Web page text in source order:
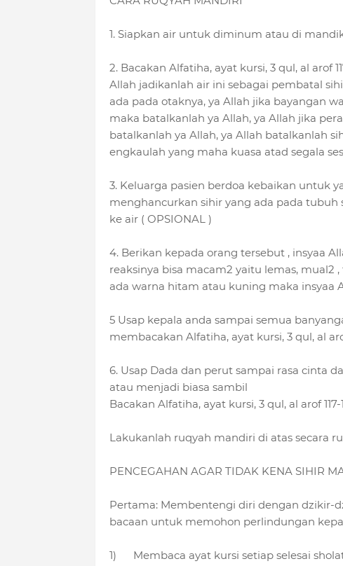
1. Siapkan air untuk diminum atau di
2. Bacakan Alfatiha, ayat kursi, 3 qul, al arof
Allah jadikanlah air ini sebagai pembatal
ada pada otaknya, ya Allah jika bayangan
maka batalkanlah ya Allah, ya Allah jika
batalkanlah ya Allah, ya Allah batalkanlah
engkaulah yang maha kuasa atad segala
3. Keluarga pasien berdoa kebaikan untuk
menghancurkan sihir yang ada pada
ke air ( OPSIONAL )
4. Berikan kepada orang tersebut , insyaa
reaksinya bisa macam2 yaitu lemas,
ada warna hitam atau kuning maka insyaa
5 Usap kepala anda sampai semua
membacakan Alfatiha, ayat kursi, 3 qul, al
6. Usap Dada dan perut sampai rasa cinta
atau menjadi biasa sambil
Bacakan Alfatiha, ayat kursi, 3 qul, al arof
Lakukanlah ruqyah mandiri di atas secara
PENCEGAHAN AGAR TIDAK KENA SIHIR
Pertama: Membentengi diri dengan dzikir-
bacaan untuk memohon perlindungan
1) Membaca ayat kursi setiap selesai